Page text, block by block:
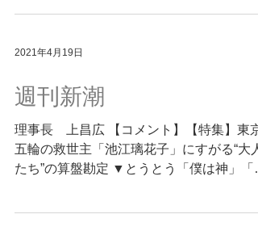
2021年4月19日
週刊新潮
理事長 上昌広 【コメント】【特集】東京
五輪の救世主「池江璃花子」にすがる“大人
たち”の算盤勘定 ▼とうとう「僕は神」「